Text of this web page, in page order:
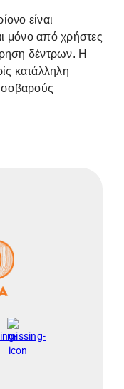
είναι
μόνο από χρήστες
δέντρων. Η
κατάλληλη
σοβαρούς